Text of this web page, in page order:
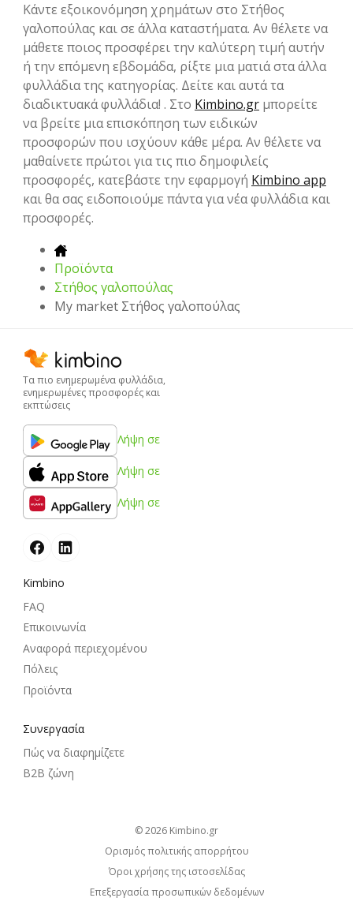
Κάντε εξοικονόμηση χρημάτων στο Στήθος
γαλοπούλας και σε άλλα καταστήματα. Αν θέλετε να
μάθετε ποιος προσφέρει την καλύτερη τιμή αυτήν
ή την επόμενη εβδομάδα, ρίξτε μια ματιά στα άλλα
φυλλάδια της κατηγορίας. Δείτε και αυτά τα
διαδικτυακά φυλλάδια! . Στο Kimbino.gr μπορείτε
να βρείτε μια επισκόπηση των ειδικών
προσφορών που ισχύουν κάθε μέρα. Αν θέλετε να
μαθαίνετε πρώτοι για τις πιο δημοφιλείς
προσφορές, κατεβάστε την εφαρμογή Kimbino app
και θα σας ειδοποιούμε πάντα για νέα φυλλάδια και
προσφορές.
Προϊόντα
Στήθος γαλοπούλας
My market Στήθος γαλοπούλας
Τα πιο ενημερωμένα φυλλάδια,
ενημερωμένες προσφορές και
εκπτώσεις
Λήψη σε
Λήψη σε
Λήψη σε
Kimbino
FAQ
Επικοινωνία
Αναφορά περιεχομένου
Πόλεις
Προϊόντα
Συνεργασία
Πώς να διαφημίζετε
B2B ζώνη
© 2026
kimbino.gr
Ορισμός πολιτικής απορρήτου
Όροι χρήσης της ιστοσελίδας
Επεξεργασία προσωπικών δεδομένων